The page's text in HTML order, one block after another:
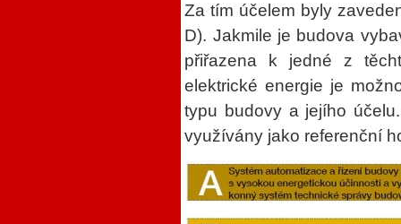
Za tím účelem byly
D). Jakmile je budova
přiřazena k jedné z
elektrické energie je
typu budovy a jejího
využívány jako referenční